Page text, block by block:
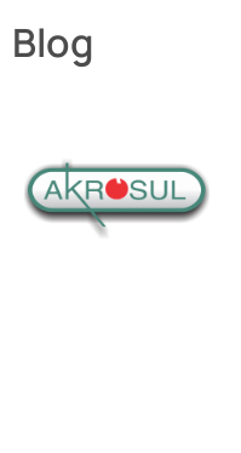
Blog